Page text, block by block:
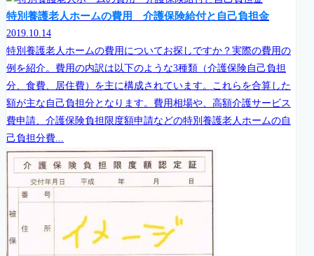
特別養護老人ホームの費用 介護保険給付と自己負担金
2019.10.14
特別養護老人ホームの費用についてお探しですか？実際の費用の
例を紹介。費用の内訳は以下のような3種類（介護保険自己負担
分、食費、居住費）を主に構成されています。これらを合算した
額が主な自己負担分となります。費用相場や、高額介護サービス
費申請、介護保険負担限度額申請などの特別養護老人ホームの自
己負担分費...